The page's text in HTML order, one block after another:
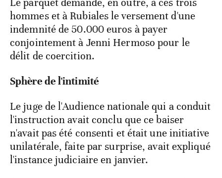
Le parquet demande, en outre, à ces trois
hommes et à Rubiales le versement d'une
indemnité de 50.000 euros à payer
conjointement à Jenni Hermoso pour le
délit de coercition.
Sphère de l'intimité
Le juge de l'Audience nationale qui a conduit
l'instruction avait conclu que ce baiser
n'avait pas été consenti et était une initiative
unilatérale, faite par surprise, avait expliqué
l'instance judiciaire en janvier.